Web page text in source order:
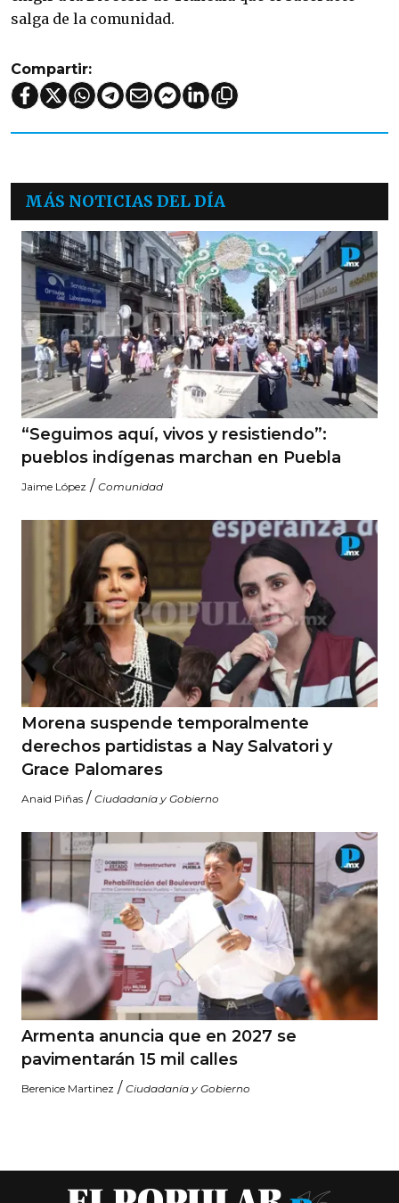
salga de la comunidad.
Compartir:
MÁS NOTICIAS DEL DÍA
“Seguimos aquí, vivos y resistiendo”:
pueblos indígenas marchan en Puebla
Jaime López / Comunidad
Morena suspende temporalmente
derechos partidistas a Nay Salvatori y
Grace Palomares
Anaid Piñas / Ciudadanía y Gobierno
Armenta anuncia que en 2027 se
pavimentarán 15 mil calles
Berenice Martinez / Ciudadanía y Gobierno